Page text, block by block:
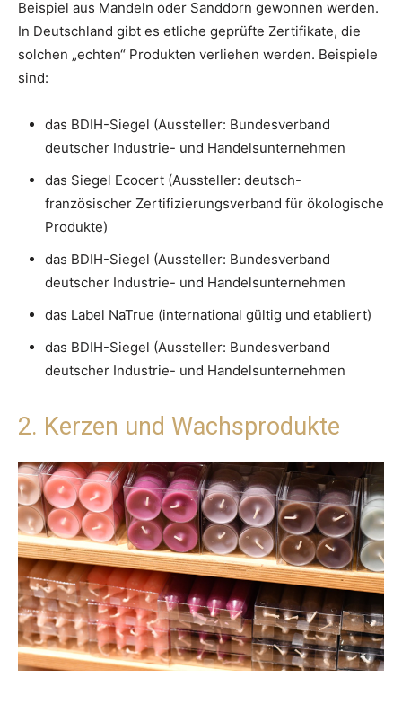
Beispiel aus Mandeln oder Sanddorn gewonnen werden.
In Deutschland gibt es etliche geprüfte Zertifikate, die
solchen „echten“ Produkten verliehen werden. Beispiele
sind:
das BDIH-Siegel (Aussteller: Bundesverband
deutscher Industrie- und Handelsunternehmen
das Siegel Ecocert (Aussteller: deutsch-
französischer Zertifizierungsverband für ökologische
Produkte)
das BDIH-Siegel (Aussteller: Bundesverband
deutscher Industrie- und Handelsunternehmen
das Label NaTrue (international gültig und etabliert)
das BDIH-Siegel (Aussteller: Bundesverband
deutscher Industrie- und Handelsunternehmen
2. Kerzen und Wachsprodukte